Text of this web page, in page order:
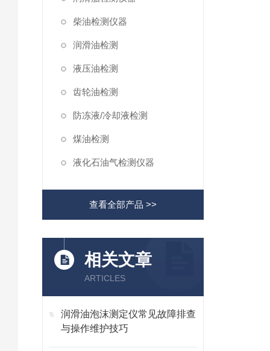
柴油检测仪器
润滑油检测
液压油检测
齿轮油检测
防冻液/冷却液检测
煤油检测
液化石油气检测仪器
查看全部产品 >>
相关文章
ARTICLES
润滑油泡沫测定仪常见故障排查
与操作维护技巧